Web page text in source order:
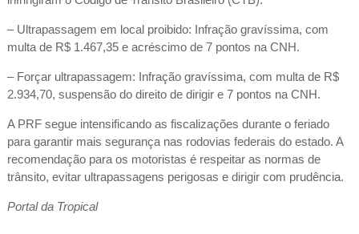
– Ultrapassagem em local proibido: Infração gravíssima, com
multa de R$ 1.467,35 e acréscimo de 7 pontos na CNH.
– Forçar ultrapassagem: Infração gravíssima, com multa de R$
2.934,70, suspensão do direito de dirigir e 7 pontos na CNH.
A PRF segue intensificando as fiscalizações durante o feriado
para garantir mais segurança nas rodovias federais do estado. A
recomendação para os motoristas é respeitar as normas de
trânsito, evitar ultrapassagens perigosas e dirigir com prudência.
Portal da Tropical